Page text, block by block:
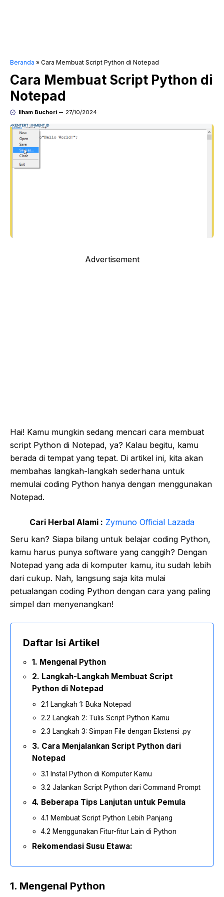
Beranda » Cara Membuat Script Python di Notepad
Cara Membuat Script Python di
Notepad
Ilham Buchori 27/10/2024
Advertisement
Hai! Kamu mungkin sedang mencari cara membuat
script Python di Notepad, ya? Kalau begitu, kamu
berada di tempat yang tepat. Di artikel ini, kita akan
membahas langkah-langkah sederhana untuk
memulai coding Python hanya dengan menggunakan
Notepad.
Cari Herbal Alami : Zymuno Official Lazada
Seru kan? Siapa bilang untuk belajar coding Python,
kamu harus punya software yang canggih? Dengan
Notepad yang ada di komputer kamu, itu sudah lebih
dari cukup. Nah, langsung saja kita mulai
petualangan coding Python dengan cara yang paling
simpel dan menyenangkan!
Daftar Isi Artikel
1. Mengenal Python
2. Langkah-Langkah Membuat Script
Python di Notepad
2.1 Langkah 1: Buka Notepad
2.2 Langkah 2: Tulis Script Python Kamu
2.3 Langkah 3: Simpan File dengan Ekstensi .py
3. Cara Menjalankan Script Python dari
Notepad
3.1 Instal Python di Komputer Kamu
3.2 Jalankan Script Python dari Command Prompt
4. Beberapa Tips Lanjutan untuk Pemula
4.1 Membuat Script Python Lebih Panjang
4.2 Menggunakan Fitur-fitur Lain di Python
Rekomendasi Susu Etawa:
1. Mengenal Python